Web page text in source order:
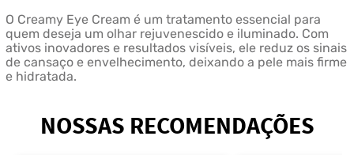
O Creamy Eye Cream é um tratamento essencial para
quem deseja um olhar rejuvenescido e iluminado. Com
ativos inovadores e resultados visíveis, ele reduz os sinais
de cansaço e envelhecimento, deixando a pele mais firme
e hidratada.
NOSSAS RECOMENDAÇÕES